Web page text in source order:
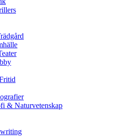
& Naturvetenskap